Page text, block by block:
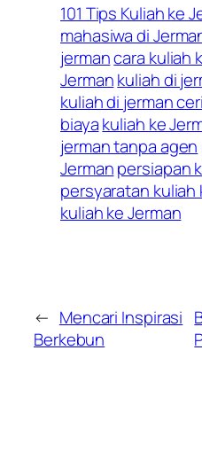
101 Tips Kuliah ke
mahasiwa di
jermancara kuliah
Jermankuliah di
kuliah di jerman
biayakuliah ke
jerman tanpa agen
Jermanpersiapan
persyaratan kuliah
kuliah ke Jerman
← Mencari Inspirasi
Berkebun